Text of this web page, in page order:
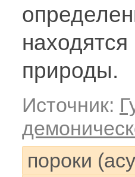
природы.
Источник:
пороки